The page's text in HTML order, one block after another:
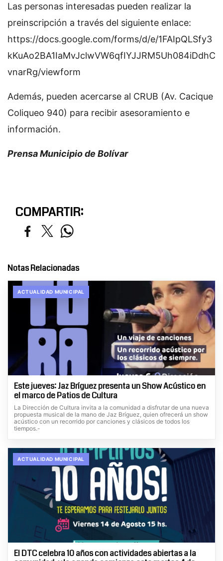
Las personas interesadas pueden realizar la
preinscripción a través del siguiente enlace:
https://docs.google.com/forms/d/e/1FAIpQLSfy3
kKuAo2BA1IaMvJclwVW6qfIYJJRM5Uh084iDdhC
vnarRg/viewform
Además, pueden acercarse al CRUB (Av. Cacique
Coliqueo 940) para recibir asesoramiento e
información.
Prensa Municipio de Bolívar
COMPARTIR:
Notas Relacionadas
ACTUALIDAD MUNICIPAL
Este jueves: Jaz Bríguez presenta un Show Acústico en
el marco de Patios de Cultura
La Dirección de Cultura invita a la comunidad a disfrutar de una nueva
propuesta musical de la mano de Jaz Bríguez, quien ofrecerá un show
acústico con un recorrido por canciones y clásicos de todos los
tiempos.-
ACTUALIDAD MUNICIPAL
El DTC celebra 10 años con actividades abiertas a la